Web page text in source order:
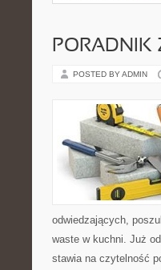
PORADNIK
POSTED BY ADMIN
odwiedzających,
waste w kuchni. Już
stawia na czytelność